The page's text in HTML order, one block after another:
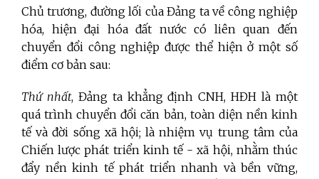
Chủ trương, đường lối của Đảng ta về công nghiệp
hóa, hiện đại hóa đất nước có liên quan đến
chuyển đổi công nghiệp được thể hiện ở một số
điểm cơ bản sau:
Thứ nhất, Đảng ta khẳng định CNH, HĐH là một
quá trình chuyển đổi căn bản, toàn diện nền kinh
tế và đời sống xã hội; là nhiệm vụ trung tâm của
Chiến lược phát triển kinh tế - xã hội, nhằm thúc
đẩy nền kinh tế phát triển nhanh và bền vững,